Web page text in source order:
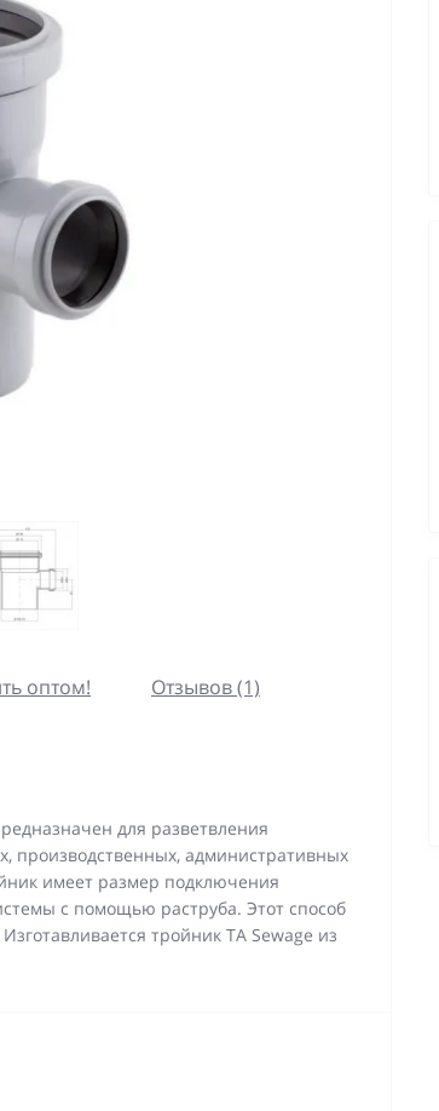
оптом!
Отзывов (1)
для разветвления
производственных, административных
имеет размер подключения
с помощью раструба. Этот способ
тройник TA Sewage из